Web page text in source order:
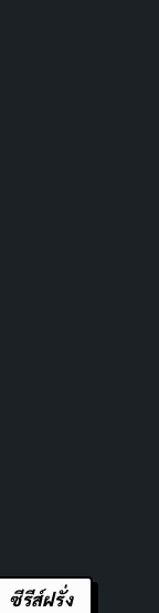
ซีรีส์ฝรั่ง